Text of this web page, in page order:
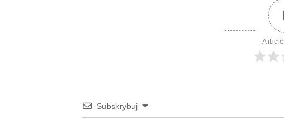
Subskrybuj